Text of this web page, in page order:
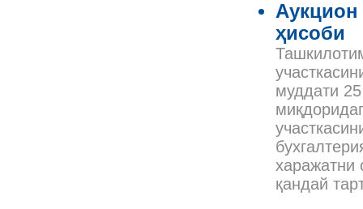
Аукцион
ҳисоби
муддати
харажатни
қандай